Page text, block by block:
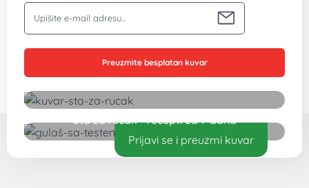
Preuzmite besplatan kuvar
Prijavi se i preuzmi kuvar
Šta za ručak - recepti za 7 dana